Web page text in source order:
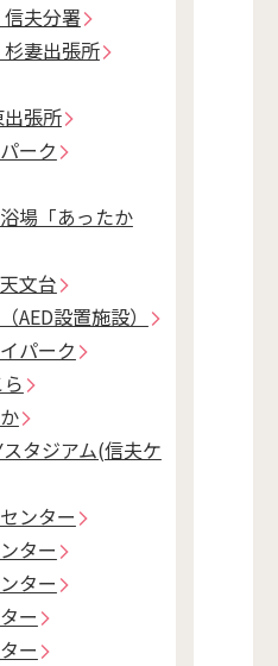
夫分署
妻出張所
張所
ーク
場「あったか
文台
AED設置施設）
パーク
タジアム(信夫ケ
ンター
ター
ター
ー
ー